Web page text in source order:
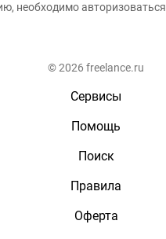
необходимо авторизоваться
© 2026 freelance.ru
Сервисы
Помощь
Поиск
Правила
Оферта